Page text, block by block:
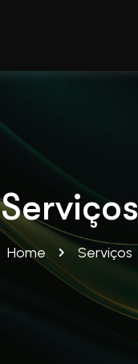
Serviços
Home Serviços